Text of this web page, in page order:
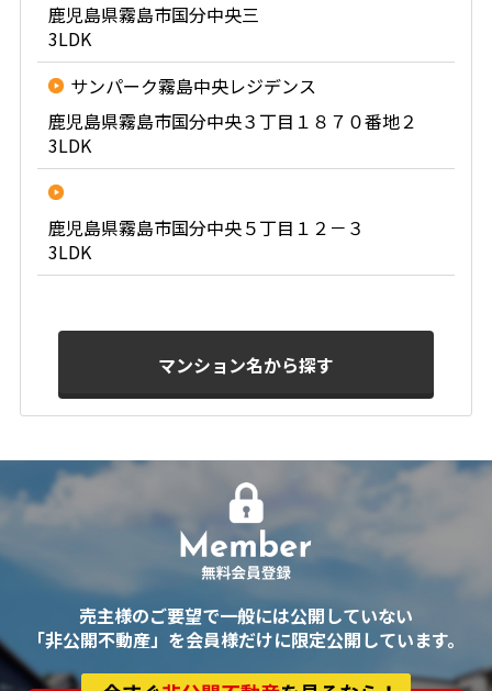
鹿児島県霧島市国分中央三
3LDK
サンパーク霧島中央レジデンス
鹿児島県霧島市国分中央３丁目１８７０番地２
3LDK
鹿児島県霧島市国分中央５丁目１２－３
3LDK
マンション名から探す
売主様のご要望で一般には公開していない
「非公開不動産」を会員様だけに限定公開しています。